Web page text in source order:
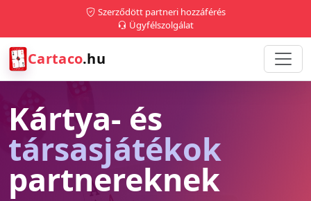
Szerződött partneri hozzáférés
Ügyfélszolgálat
Cartaco.hu
Kártya- és
társasjátékok
partnereknek